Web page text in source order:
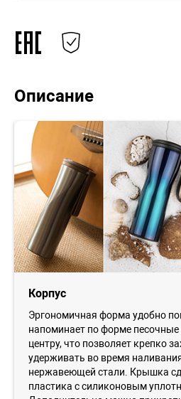
Описание
Корпус
Эргономичная форма удобно
напоминает по форме
центру, что позволяет крепко
удерживать во время
нержавеющей стали. Крышка
пластика с силиконовым